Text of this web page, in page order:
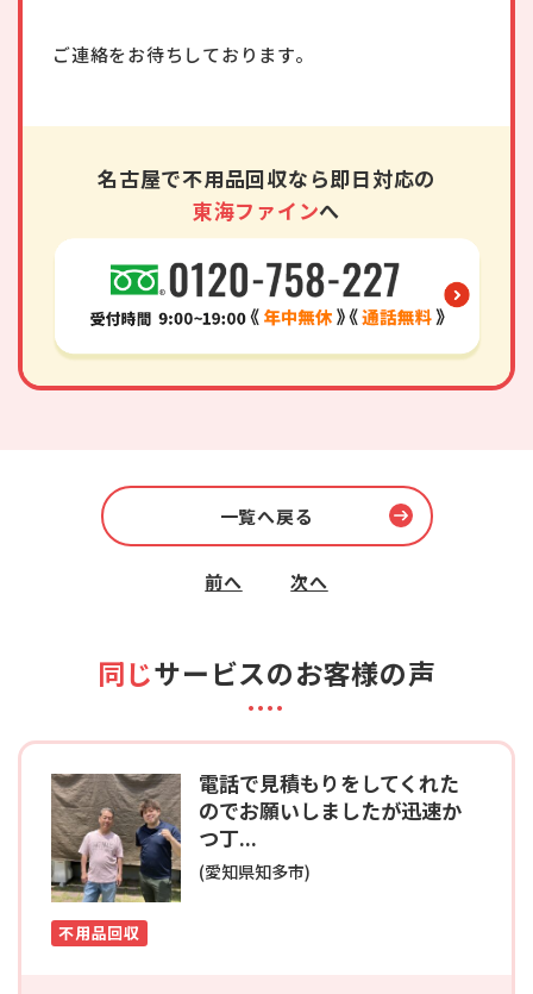
ご連絡をお待ちしております。
名古屋で不用品回収なら即日対応の
東海ファインへ
前へ
一覧へ戻る
次へ
同じサービスのお客様の声
電話で見積もりをしてくれた
のでお願いしましたが迅速か
つ丁...
(愛知県知多市)
不用品回収